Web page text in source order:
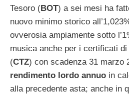
Tesoro (BOT) a sei mesi ha
nuovo minimo storico
ovverosia ampiamente sotto
musica anche per i certificati
(CTZ) con scadenza 31 marzo
rendimento lordo annuo in
alla precedente asta; anche in